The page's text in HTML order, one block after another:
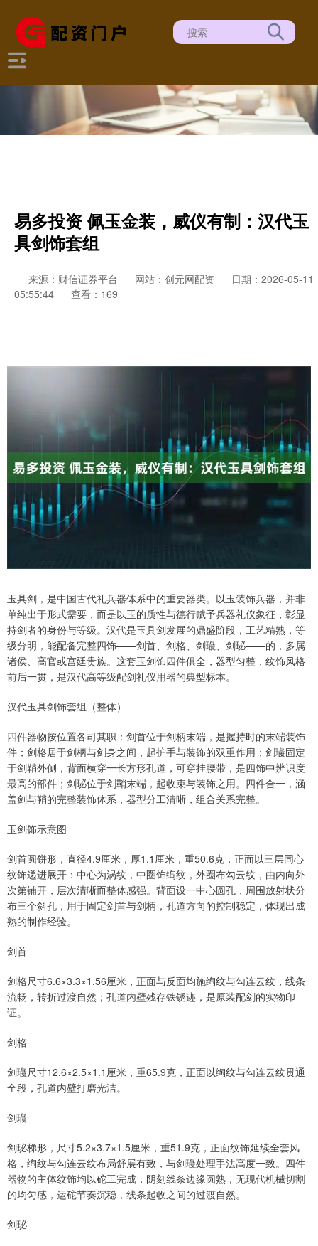
易多投资 佩玉金装，威仪有制：汉代玉
具剑饰套组
来源：财信证券平台 网站：创元网配资
日期：2026-05-11
05:55:44
查看：169
玉具剑，是中国古代礼兵器体系中的重要器类。以玉装饰兵器，并非
单纯出于形式需要，而是以玉的质性与德行赋予兵器礼仪象征，彰显
持剑者的身份与等级。汉代是玉具剑发展的鼎盛阶段，工艺精熟，等
级分明，能配备完整四饰——剑首、剑格、剑璏、剑珌——的，多属
诸侯、高官或宫廷贵族。这套玉剑饰四件俱全，器型匀整，纹饰风格
前后一贯，是汉代高等级配剑礼仪用器的典型标本。
汉代玉具剑饰套组（整体）
四件器物按位置各司其职：剑首位于剑柄末端，是握持时的末端装饰
件；剑格居于剑柄与剑身之间，起护手与装饰的双重作用；剑璏固定
于剑鞘外侧，背面横穿一长方形孔道，可穿挂腰带，是四饰中辨识度
最高的部件；剑珌位于剑鞘末端，起收束与装饰之用。四件合一，涵
盖剑与鞘的完整装饰体系，器型分工清晰，组合关系完整。
玉剑饰示意图
剑首圆饼形，直径4.9厘米，厚1.1厘米，重50.6克，正面以三层同心
纹饰递进展开：中心为涡纹，中圈饰绹纹，外圈布勾云纹，由内向外
次第铺开，层次清晰而整体感强。背面设一中心圆孔，周围放射状分
布三个斜孔，用于固定剑首与剑柄，孔道方向的控制稳定，体现出成
熟的制作经验。
剑首
剑格尺寸6.6×3.3×1.56厘米，正面与反面均施绹纹与勾连云纹，线条
流畅，转折过渡自然；孔道内壁残存铁锈迹，是原装配剑的实物印
证。
剑格
剑璏尺寸12.6×2.5×1.1厘米，重65.9克，正面以绹纹与勾连云纹贯通
全段，孔道内壁打磨光洁。
剑璏
剑珌梯形，尺寸5.2×3.7×1.5厘米，重51.9克，正面纹饰延续全套风
格，绹纹与勾连云纹布局舒展有致，与剑璏处理手法高度一致。四件
器物的主体纹饰均以砣工完成，阴刻线条边缘圆熟，无现代机械切割
的均匀感，运砣节奏沉稳，线条起收之间的过渡自然。
剑珌